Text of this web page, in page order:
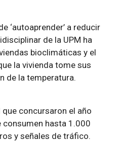
‘autoaprender’ a reducir
de la UPM ha
bioclimáticas y el
la vivienda tome sus
de la temperatura.
concursaron el año
consumen hasta 1.000
y señales de tráfico.